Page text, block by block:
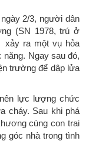
2/3, người dân
(SN 1978, trú ở
xảy ra một vụ hỏa
Ngay sau đó,
trường để dập lửa
lực lượng chức
cháy. Sau khi phá
cùng con trai
góc nhà trong tình